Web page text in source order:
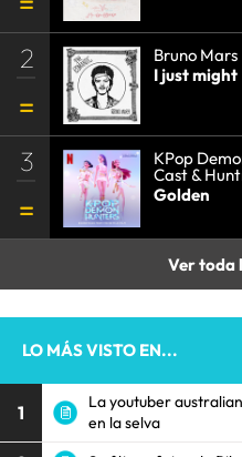
2
Bruno Mars
I just might
3 KPop
Cast &
Golden
Ver toda
LO MÁS VISTO EN...
1
La youtuber
en la selva